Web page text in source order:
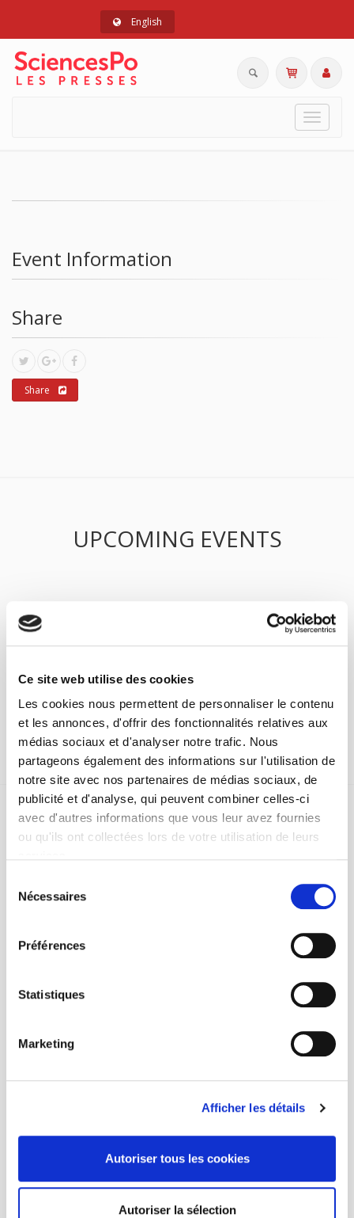
Ce site web utilise des cookies
Les cookies nous permettent de personnaliser le contenu
et les annonces, d'offrir des fonctionnalités relatives aux
médias sociaux et d'analyser notre trafic. Nous
partageons également des informations sur l'utilisation de
notre site avec nos partenaires de médias sociaux, de
publicité et d'analyse, qui peuvent combiner celles-ci
avec d'autres informations que vous leur avez fournies
ou qu'ils ont collectées lors de votre utilisation de leurs
Nécessaires
Préférences
Statistiques
Marketing
Afficher les détails
Autoriser tous les cookies
Autoriser la sélection
English
Toggle
Event Information
Share
Share
UPCOMING EVENTS
SCIENCES PO UNIVERSITY PRESS has a threefold role: to publish
original research, to edit reference works for student use, and to
FOREIGN RIGHTS
CONDITIONS OF SALE
La France et l'Union européenne
Sep 4, 2026